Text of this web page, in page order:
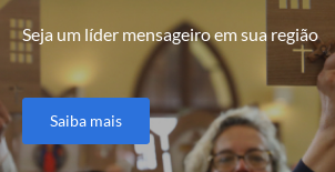
Seja um líder mensageiro em sua região
Saiba mais